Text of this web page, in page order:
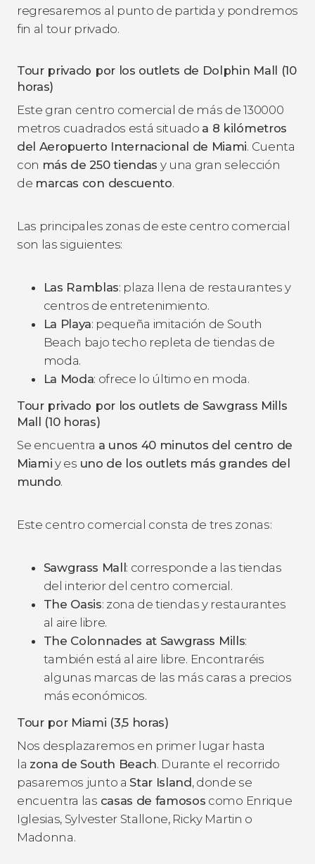
regresaremos al punto de partida y pondremos
fin al tour privado.
Tour privado por los outlets de Dolphin Mall (10
horas)
Este gran centro comercial de más de 130000
metros cuadrados está situado a 8 kilómetros
del Aeropuerto Internacional de Miami. Cuenta
con más de 250 tiendas y una gran selección
de marcas con descuento.
Las principales zonas de este centro comercial
son las siguientes:
Las Ramblas: plaza llena de restaurantes y
centros de entretenimiento.
La Playa: pequeña imitación de South
Beach bajo techo repleta de tiendas de
moda.
La Moda: ofrece lo último en moda.
Tour privado por los outlets de Sawgrass Mills
Mall (10 horas)
Se encuentra a unos 40 minutos del centro de
Miami y es uno de los outlets más grandes del
mundo.
Este centro comercial consta de tres zonas:
Sawgrass Mall: corresponde a las tiendas
del interior del centro comercial.
The Oasis: zona de tiendas y restaurantes
al aire libre.
The Colonnades at Sawgrass Mills:
también está al aire libre. Encontraréis
algunas marcas de las más caras a precios
más económicos.
Tour por Miami (3,5 horas)
Nos desplazaremos en primer lugar hasta
la zona de South Beach. Durante el recorrido
pasaremos junto a Star Island, donde se
encuentra las casas de famosos como Enrique
Iglesias, Sylvester Stallone, Ricky Martin o
Madonna.